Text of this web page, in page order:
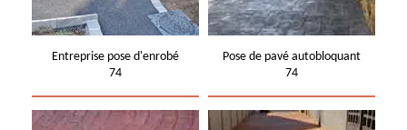
Entreprise pose d'enrobé
74
Pose de pavé autobloquant
74